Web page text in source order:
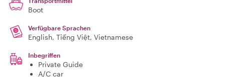
Boot
Verfügbare Sprachen
English, Tiếng Việt, Vietnamese
Inbegriffen
Private Guide
A/C car